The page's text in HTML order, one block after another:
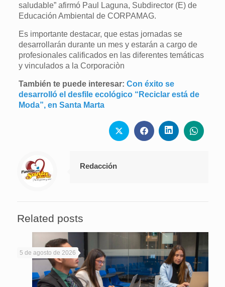
saludable” afirmó Paul Laguna, Subdirector (E) de
Educación Ambiental de CORPAMAG.
Es importante destacar, que estas jornadas se
desarrollarán durante un mes y estarán a cargo de
profesionales calificados en las diferentes temáticas
y vinculados a la Corporaciòn
También te puede interesar:Con éxito se
desarrolló el desfile ecológico “Reciclar está de
Moda”, en Santa Marta
Redacción
Related posts
5 de agosto de 2026